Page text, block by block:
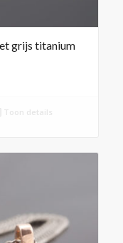
grijs titanium
Toon details